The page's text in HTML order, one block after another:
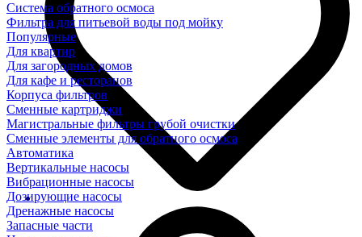
Система обратного осмоса
Фильтра для питьевой воды под мойку
Популярные
Для квартир
Для загородных домов
Для кафе и ресторанов
Корпуса фильтров
Сменные картриджи
Магистральные фильтры грубой очистки
Сменные элементы для обратного осмоса
Автоматика
Вертикальные насосы
Вибрационные насосы
Дозирующие насосы
Дренажные насосы
Запасные части